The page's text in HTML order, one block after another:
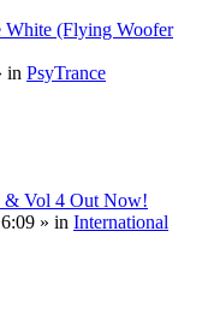
(Flying Woofer
in PsyTrance
& Vol 4 Out Now!
» in International